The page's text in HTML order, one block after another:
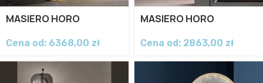
MASIERO HORO
Cena od: 6368,00 zł
MASIERO HORO
Cena od: 2863,00 zł